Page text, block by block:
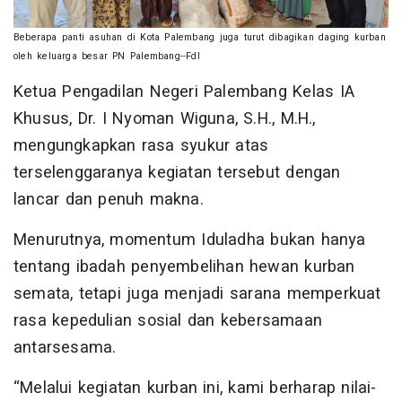
Beberapa panti asuhan di Kota Palembang juga turut dibagikan daging kurban
oleh keluarga besar PN Palembang--Fdl
Ketua Pengadilan Negeri Palembang Kelas IA
Khusus, Dr. I Nyoman Wiguna, S.H., M.H.,
mengungkapkan rasa syukur atas
terselenggaranya kegiatan tersebut dengan
lancar dan penuh makna.
Menurutnya, momentum Iduladha bukan hanya
tentang ibadah penyembelihan hewan kurban
semata, tetapi juga menjadi sarana memperkuat
rasa kepedulian sosial dan kebersamaan
antarsesama.
“Melalui kegiatan kurban ini, kami berharap nilai-